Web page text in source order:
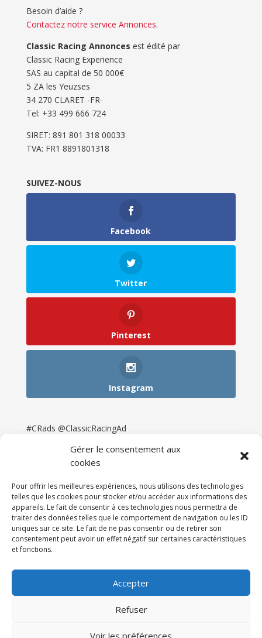
Gérer le consentement aux
cookies
Pour offrir les meilleures expériences, nous utilisons des technologies
telles que les cookies pour stocker et/ou accéder aux informations des
appareils. Le fait de consentir à ces technologies nous permettra de
traiter des données telles que le comportement de navigation ou les ID
uniques sur ce site. Le fait de ne pas consentir ou de retirer son
consentement peut avoir un effet négatif sur certaines caractéristiques
et fonctions.
Accepter
Refuser
Voir les préférences
Besoin d’aide ?
Contactez notre service Annonces.
Classic Racing Annonces est édité par
Classic Racing Experience
SAS au capital de 50 000€
5 ZA les Yeuzses
34 270 CLARET -FR-
Tel: ‭+33 499 666 724‬
SIRET: 891 801 318 00033
TVA: FR1 8891801318
SUIVEZ-NOUS
Facebook
Twitter
Pinterest
Instagram
#CRads @ClassicRacingAd
Newsletter & Presse
Partenaires
Tarifs
Espace Client
121DigitalGroup |